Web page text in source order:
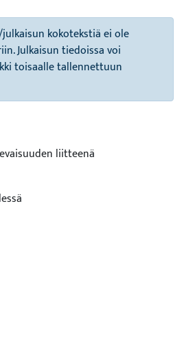
kokotekstiä ei ole
Julkaisun tiedoissa voi
toisaalle tallennettuun
liitteenä